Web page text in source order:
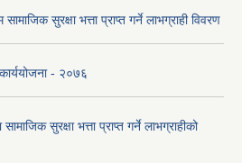
सुरक्षा भत्ता प्राप्त गर्ने लाभग्राही विवरण
- २०७६
सुरक्षा भत्ता प्राप्त गर्ने लाभग्राहीको